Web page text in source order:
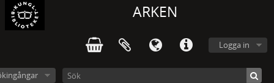
ARKEN
Logga in